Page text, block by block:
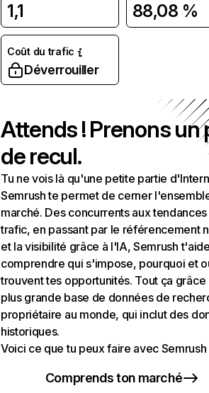
1,1 88,08 %
Coût du trafic
Déverrouiller
Attends ! Prenons un
de recul.
Tu ne vois là qu'une petite partie
Semrush te permet de cerner
marché. Des concurrents aux
trafic, en passant par le référencement
et la visibilité grâce à l'IA, Semrush
comprendre qui s'impose, pourquoi et
trouvent tes opportunités. Tout ça grâce
plus grande base de données de
propriétaire au monde, qui inclut des
historiques.
Voici ce que tu peux faire avec Semrush
Comprends ton marché